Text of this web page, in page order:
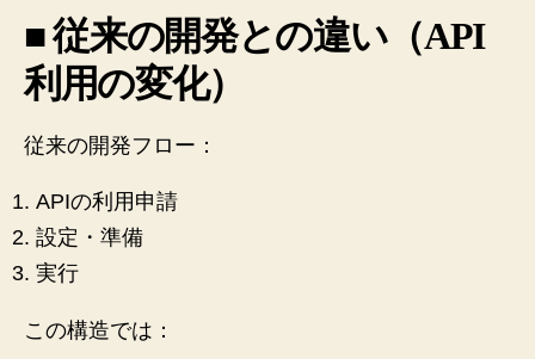
■ 従来の開発との違い（API
利用の変化）
従来の開発フロー：
APIの利用申請
設定・準備
実行
この構造では：